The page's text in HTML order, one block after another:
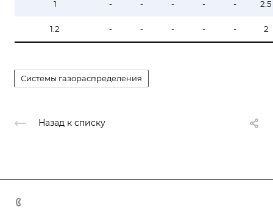
1 - - - - - 2.5
1.2 - - - - - 2
Системы газораспределения
Назад к списку